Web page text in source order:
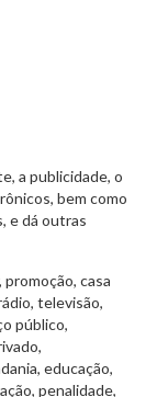
a publicidade, o
bem como
e dá outras
casa
televisão,
público,
educação,
penalidade,